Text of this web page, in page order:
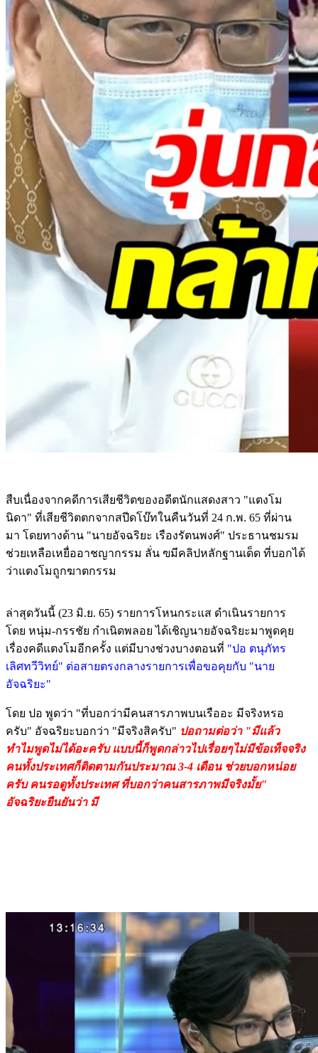
สืบเนื่องจากคดีการเสียชีวิตของอดีตนักแสดงสาว "แตงโม
นิดา" ที่เสียชีวิตตกจากสปีดโบ๊ทในคืนวันที่ 24 ก.พ. 65 ที่ผ่าน
มา โดยทางด้าน "นายอัจฉริยะ เรืองรัตนพงศ์" ประธานชมรม
ช่วยเหลือเหยื่ออาชญากรรม ลั่น ฃมีคลิปหลักฐานเด็ด ที่บอกได้
ว่าแตงโมถูกฆาตกรรม
ล่าสุดวันนี้ (23 มิ.ย. 65) รายการโหนกระแส ดำเนินรายการ
โดย หนุ่ม-กรรชัย กำเนิดพลอย ได้เชิญนายอัจฉริยะมาพูดคุย
เรื่องคดีแตงโมอีกครั้ง แต่มีบางช่วงบางตอนที่ "ปอ ตนุภัทร
เลิศทวีวิทย์" ต่อสายตรงกลางรายการเพื่อขอคุยกับ "นาย
อัจฉริยะ"
โดย ปอ พูดว่า "ที่บอกว่ามีคนสารภาพบนเรืออะ มีจริงหรอ
ครับ" อัจฉริยะบอกว่า "มีจริงสิครับ" ปอถามต่อว่า "มีแล้ว
ทำไมพูดไม่ได้อะครับ แบบนี้ก็พูดกล่าวไปเรื่อยๆไม่มีข้อเท็จจริง
คนทั้งประเทศก็ติดตามกันประมาณ 3-4 เดือน ช่วยบอกหน่อย
ครับ คนรอดูทั้งประเทศ ที่บอกว่าคนสารภาพมีจริงมั้ย"
อัจฉริยะยืนยันว่า มี